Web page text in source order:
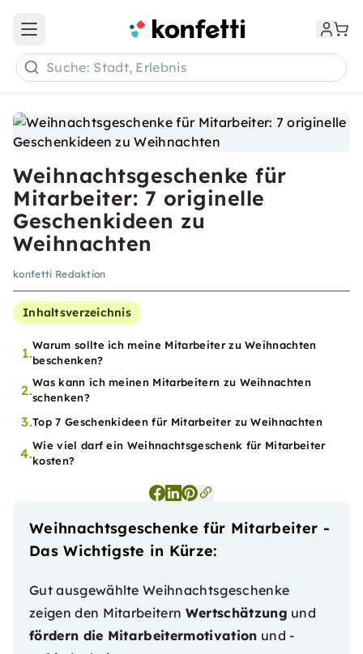
Weihnachtsgeschenke für
Mitarbeiter: 7 originelle
Geschenkideen zu
Weihnachten
konfetti Redaktion
Inhaltsverzeichnis
1.Warum sollte ich meine Mitarbeiter zu Weihnachten
beschenken?
2.Was kann ich meinen Mitarbeitern zu Weihnachten
schenken?
3.Top 7 Geschenkideen für Mitarbeiter zu Weihnachten
4.Wie viel darf ein Weihnachtsgeschenk für Mitarbeiter
kosten?
Weihnachtsgeschenke für Mitarbeiter -
Das Wichtigste in Kürze:
Gut ausgewählte Weihnachtsgeschenke
zeigen den Mitarbeitern Wertschätzung und
fördern die Mitarbeitermotivation und -
Open main menu
Suche: Stadt, Erlebnis